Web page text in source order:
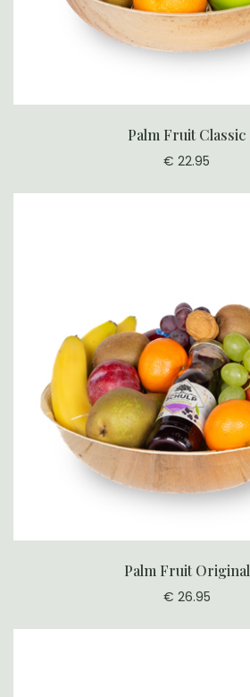
Palm Fruit Classic
€ 22.95
Palm Fruit Original
€ 26.95